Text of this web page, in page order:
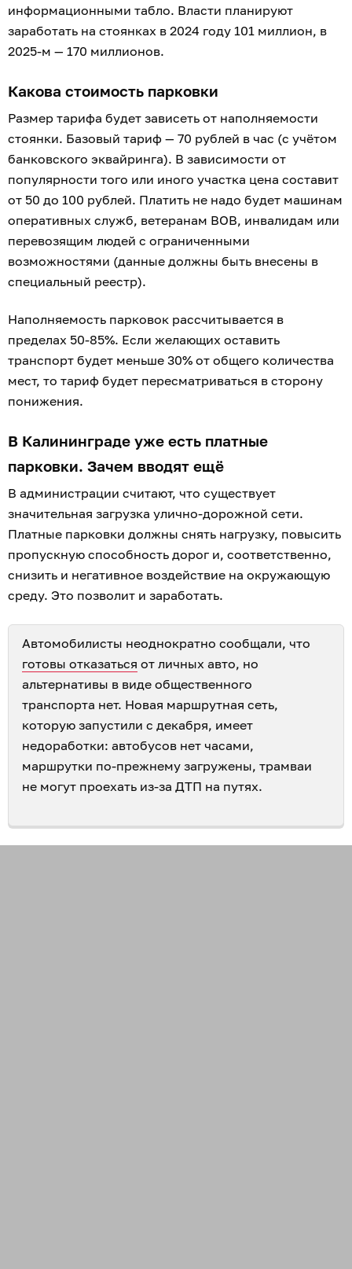
информационными табло. Власти планируют
заработать на стоянках в 2024 году 101 миллион, в
2025-м — 170 миллионов.
Какова стоимость парковки
Размер тарифа будет зависеть от наполняемости
стоянки. Базовый тариф — 70 рублей в час (с учётом
банковского эквайринга). В зависимости от
популярности того или иного участка цена составит
от 50 до 100 рублей. Платить не надо будет машинам
оперативных служб, ветеранам ВОВ, инвалидам или
перевозящим людей с ограниченными
возможностями (данные должны быть внесены в
специальный реестр).
Наполняемость парковок рассчитывается в
пределах 50-85%. Если желающих оставить
транспорт будет меньше 30% от общего количества
мест, то тариф будет пересматриваться в сторону
понижения.
В Калининграде уже есть платные
парковки. Зачем вводят ещё
В администрации считают, что существует
значительная загрузка улично-дорожной сети.
Платные парковки должны снять нагрузку, повысить
пропускную способность дорог и, соответственно,
снизить и негативное воздействие на окружающую
среду. Это позволит и заработать.
Автомобилисты неоднократно сообщали, что
готовы отказаться от личных авто, но
альтернативы в виде общественного
транспорта нет. Новая маршрутная сеть,
которую запустили с декабря, имеет
недоработки: автобусов нет часами,
маршрутки по-прежнему загружены, трамваи
не могут проехать из-за ДТП на путях.